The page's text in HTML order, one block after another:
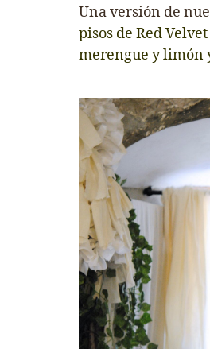
Una versión de
pisos de Red
merengue y limón